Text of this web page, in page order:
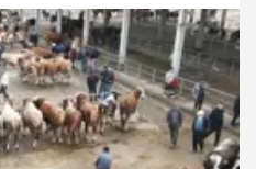
kurbanlıkların ardından
hayvan kalırken, satıcılar
memnuniyeti dile